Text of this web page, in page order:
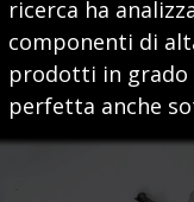
ricerca ha
componenti di
prodotti in
perfetta anche